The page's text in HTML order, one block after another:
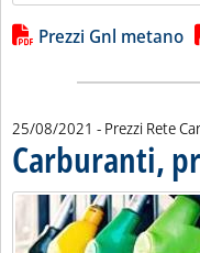
Lista allegati
Prezzi Gnl metano
25/08/2021 - Prezzi Rete
Carburanti,